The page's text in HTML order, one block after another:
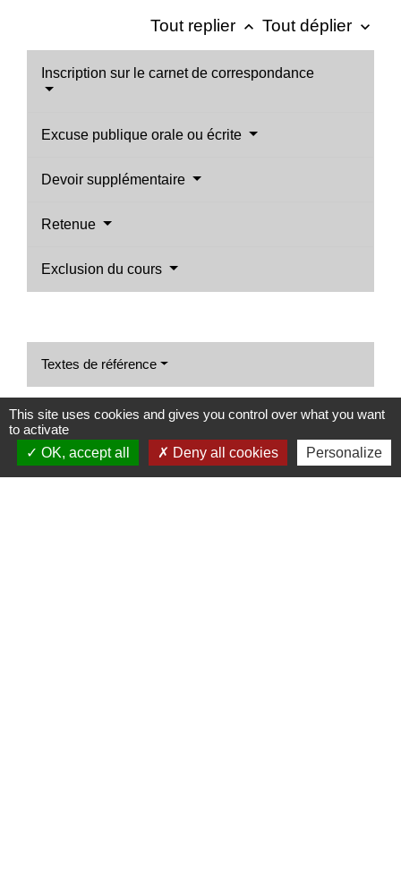
Tout replier keyboard_arrow_up Tout déplier keyboard_arrow_down
Inscription sur le carnet de correspondance
Excuse publique orale ou écrite
Devoir supplémentaire
Retenue
Exclusion du cours
Textes de référence
Et aussi
Discipline au collège ou au lycée
This site uses cookies and gives you control over what you want
to activate
OK, accept all
Deny all cookies Personalize